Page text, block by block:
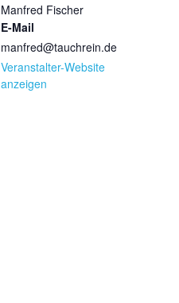
Manfred Fischer
E-Mail
manfred@tauchrein.de
Veranstalter-Website
anzeigen